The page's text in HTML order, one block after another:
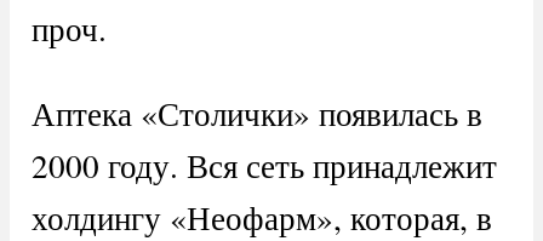
проч.
Аптека «Столички» появилась в
2000 году. Вся сеть принадлежит
холдингу «Неофарм», которая, в